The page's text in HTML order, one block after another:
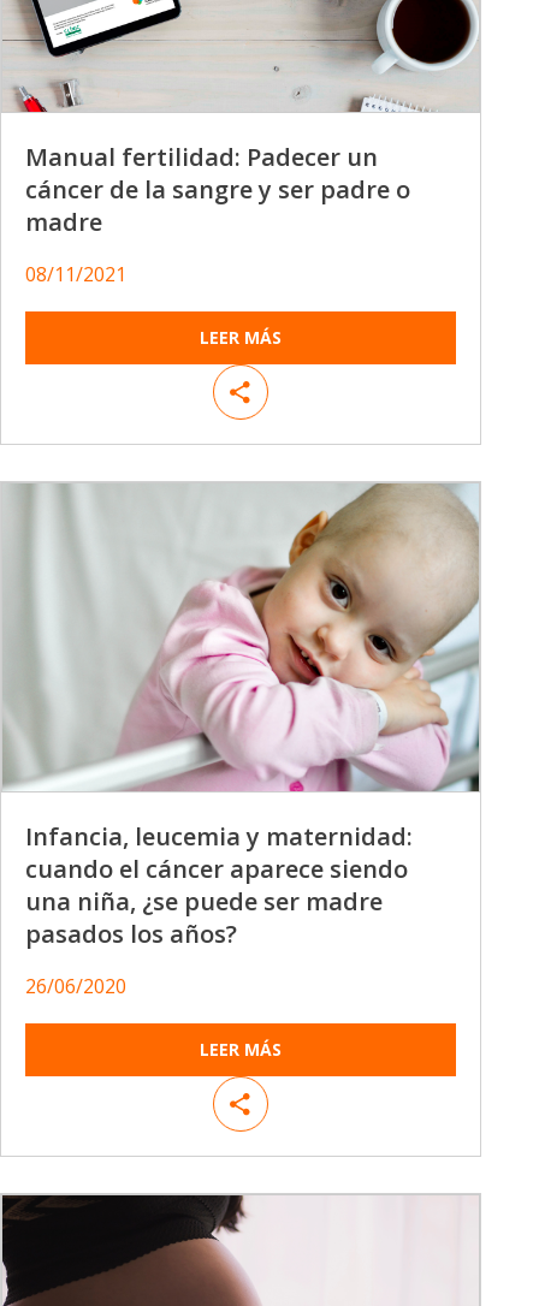
Manual fertilidad: Padecer un
cáncer de la sangre y ser padre o
madre
08/11/2021
LEER MÁS
Infancia, leucemia y maternidad:
cuando el cáncer aparece siendo
una niña, ¿se puede ser madre
pasados los años?
26/06/2020
LEER MÁS